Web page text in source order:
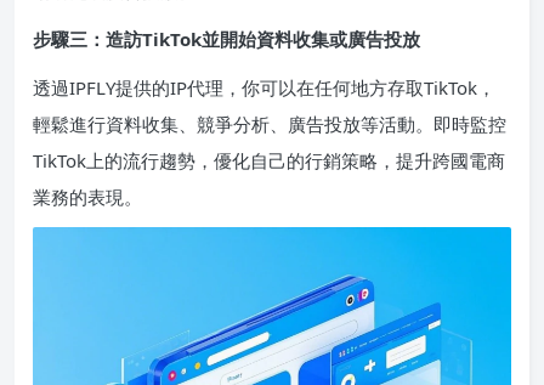
步驟三：造訪TikTok並開始資料收集或廣告投放
透過IPFLY提供的IP代理，你可以在任何地方存取TikTok，
輕鬆進行資料收集、競爭分析、廣告投放等活動。即時監控
TikTok上的流行趨勢，優化自己的行銷策略，提升跨國電商
業務的表現。